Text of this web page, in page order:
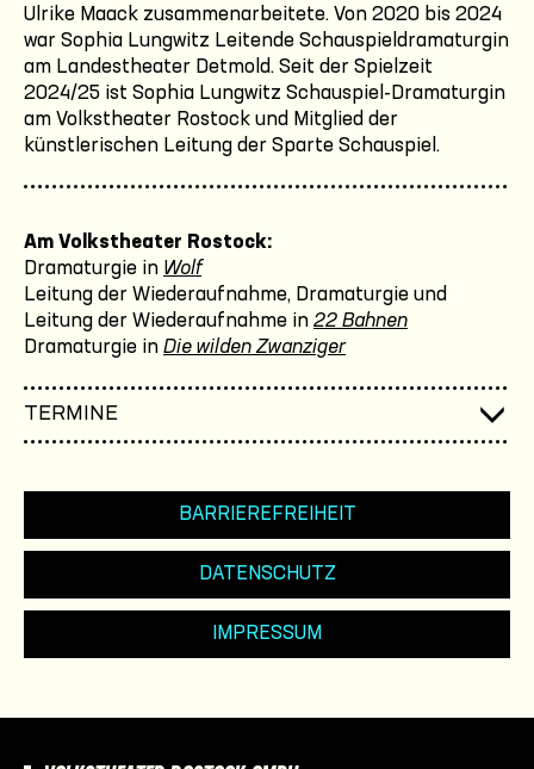
Ulrike Maack zusammenarbeitete. Von 2020 bis 2024
war Sophia Lungwitz Leitende Schauspieldramaturgin
am Landestheater Detmold. Seit der Spielzeit
2024/25 ist Sophia Lungwitz Schauspiel-Dramaturgin
am Volkstheater Rostock und Mitglied der
künstlerischen Leitung der Sparte Schauspiel.
Am Volkstheater Rostock:
Dramaturgie in Wolf
Leitung der Wiederaufnahme, Dramaturgie und
Leitung der Wiederaufnahme in 22 Bahnen
Dramaturgie in Die wilden Zwanziger
TERMINE
BARRIEREFREIHEIT
DATENSCHUTZ
IMPRESSUM